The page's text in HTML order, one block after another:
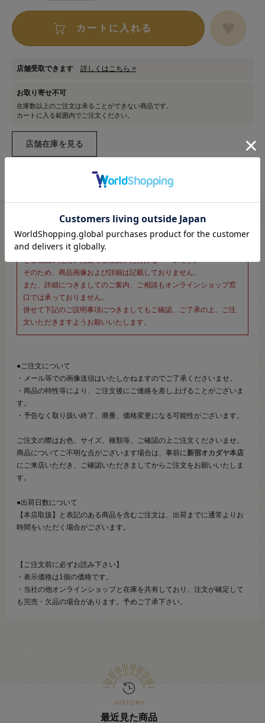
カートに入れる
店舗受取できます 詳しくはこちら >
お取り寄せ不可
在庫数以上のご注文は承ることができない商品です。
カートに入る範囲内でご注文ください。
※新宿オカダヤ本店お取り扱い商品のご注文専用ページです※
こちらのページは、店頭にてあらかじめ商品詳細および商品コード
そのため、商品画像および詳細は記載しておりません。
また、詳細につきましてのご案内、ご相談もオンラインショップ窓
口では承っておりません。
併せて下記のご説明事項につきましてもご確認、ご了承の上、ご注
文いただきますようお願いいたします。
●ご注文について
・メール等での画像送信はいたしかねますのでご了承くださいませ。
・商品の特性等により、ご注文後にご連絡を差し上げることがございま
す。
・予告なく取り扱い終了、廃番、価格変更になる可能性がございます。
ご注文の際はお色、サイズ、種類等、ご確認の上ご注文くださいませ。
商品についてご不明な点がございます場合は、事前に新宿オカダヤ本店
にご来店いただき、ご確認いただきましてからご注文をお願いいたしま
す。
●出荷日数について
【本店取扱】と表記のある商品を含むご注文は、出荷までに通常よりお
時間をいただく場合がございます。
【ご注文前に必ずお読み下さい】
・表示価格は1個の価格です。
・当社の他オンラインショップと在庫を共有しており、注文が確定して
も完売・欠品の場合があります。予めご了承下さい。
最近見た商品